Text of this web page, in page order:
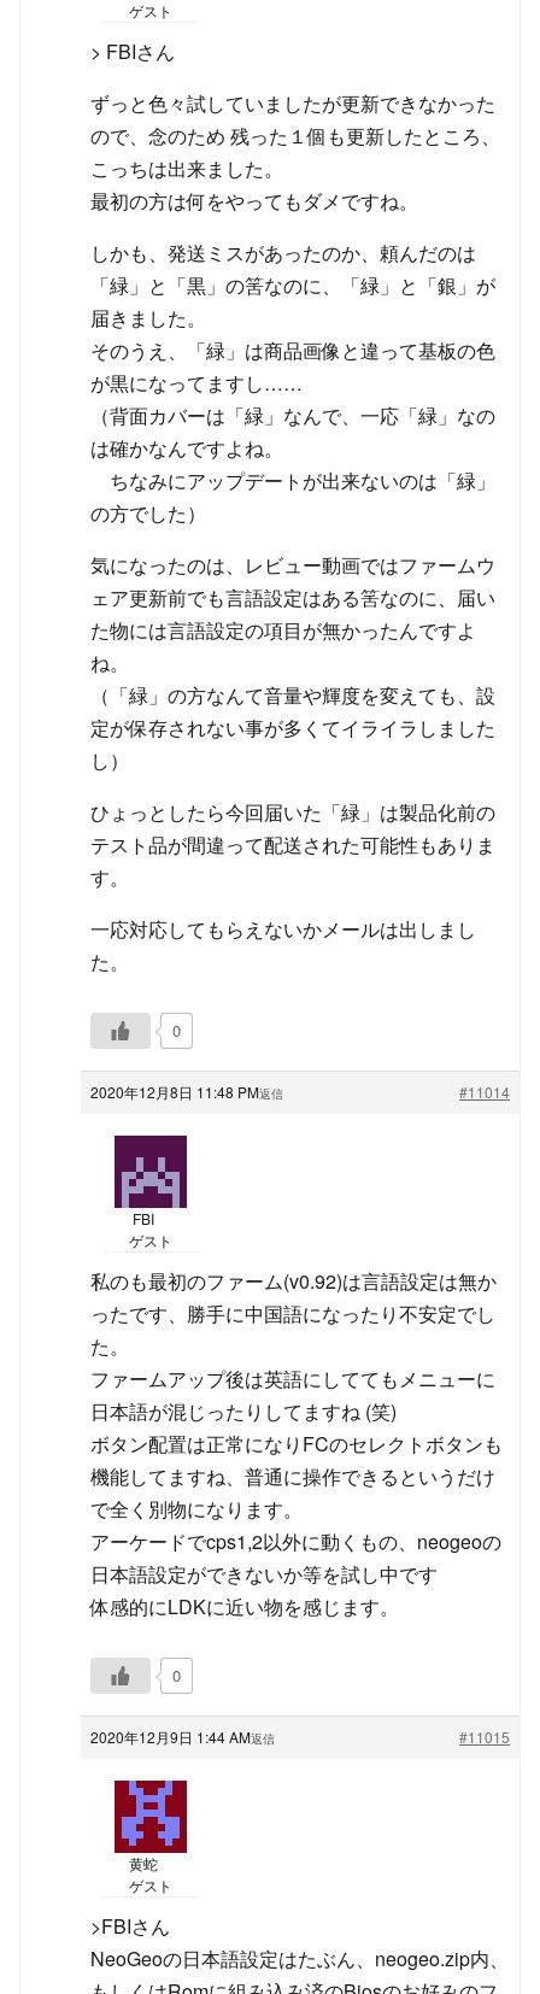
ゲスト
> FBIさん
ずっと色々試していましたが更新できなかった
ので、念のため 残った１個も更新したところ、
こっちは出来ました。
最初の方は何をやってもダメですね。
しかも、発送ミスがあったのか、頼んだのは
「緑」と「黒」の筈なのに、「緑」と「銀」が
届きました。
そのうえ、「緑」は商品画像と違って基板の色
が黒になってますし……
（背面カバーは「緑」なんで、一応「緑」なの
は確かなんですよね。
ちなみにアップデートが出来ないのは「緑」
の方でした）
気になったのは、レビュー動画ではファームウ
ェア更新前でも言語設定はある筈なのに、届い
た物には言語設定の項目が無かったんですよ
ね。
（「緑」の方なんて音量や輝度を変えても、設
定が保存されない事が多くてイライラしました
し）
ひょっとしたら今回届いた「緑」は製品化前の
テスト品が間違って配送された可能性もありま
す。
一応対応してもらえないかメールは出しまし
た。
0
2020年12月8日 11:48 PM #11014
返信
FBI
ゲスト
私のも最初のファーム(v0.92)は言語設定は無か
ったです、勝手に中国語になったり不安定でし
た。
ファームアップ後は英語にしててもメニューに
日本語が混じったりしてますね (笑)
ボタン配置は正常になりFCのセレクトボタンも
機能してますね、普通に操作できるというだけ
で全く別物になります。
アーケードでcps1,2以外に動くもの、neogeoの
日本語設定ができないか等を試し中です
体感的にLDKに近い物を感じます。
0
2020年12月9日 1:44 AM #11015
返信
黄蛇
ゲスト
>FBIさん
NeoGeoの日本語設定はたぶん、neogeo.zip内、